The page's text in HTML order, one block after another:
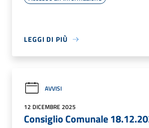
LEGGI DI PIÙ
AVVISI
12 DICEMBRE 2025
Consiglio Comunale